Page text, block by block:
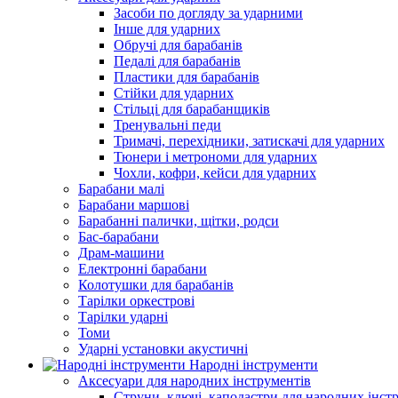
Засоби по догляду за ударними
Інше для ударних
Обручі для барабанів
Педалі для барабанів
Пластики для барабанів
Стійки для ударних
Стільці для барабанщиків
Тренувальні педи
Тримачі, перехідники, затискачі для ударних
Тюнери і метрономи для ударних
Чохли, кофри, кейси для ударних
Барабани малі
Барабани маршові
Барабанні палички, щітки, родси
Бас-барабани
Драм-машини
Електронні барабани
Колотушки для барабанів
Тарілки оркестрові
Тарілки ударні
Томи
Ударні установки акустичні
Народні інструменти
Аксесуари для народних інструментів